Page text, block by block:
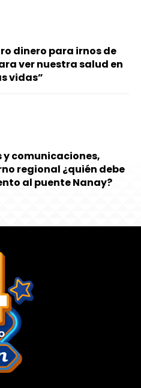
dinero para irnos de
ver nuestra salud en
vidas”
comunicaciones,
regional ¿quién debe
al puente Nanay?